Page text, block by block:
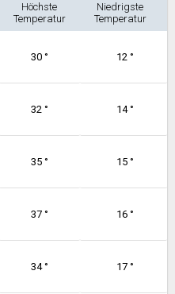
Höchste
Temperatur
Niedrigste
Temperatur
30 ° 12 °
32 ° 14 °
35 ° 15 °
37 ° 16 °
34 ° 17 °